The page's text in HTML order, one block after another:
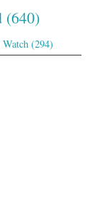
(640)
Watch (294)